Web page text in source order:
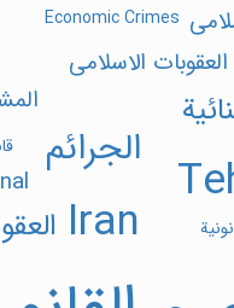
Iran
الجرائم
الاسلامی
Economic Crimes